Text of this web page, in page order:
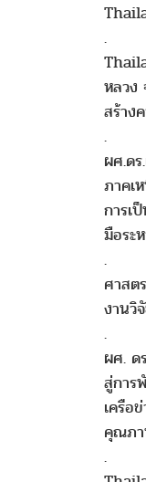
.
หลวง
สร้าง
.
ผศ.ด
ภาคเ
การเ
มือระ
.
ศาสต
งานวิ
.
ผศ. ด
สู่การ
เครือ
คุณภา
.